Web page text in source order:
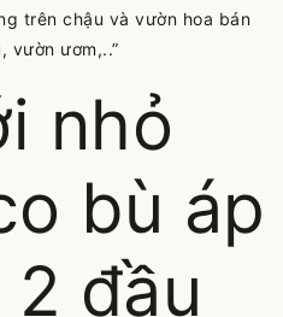
trên chậu và vườn hoa bán
vườn ươm,..
nhỏ
bù áp
đầu